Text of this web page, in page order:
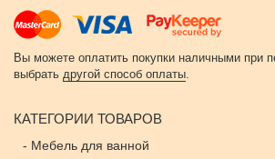
Вы можете оплатить покупки наличными при
выбрать другой способ оплаты.
КАТЕГОРИИ ТОВАРОВ
- Мебель для ванной